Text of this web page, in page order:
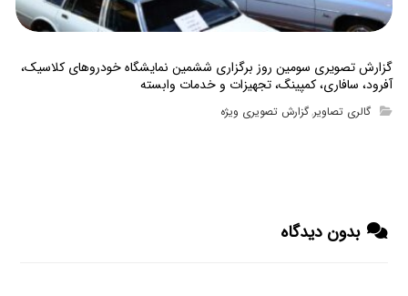
گزارش تصویری سومین روز برگزاری ششمین نمایشگاه خودروهای کلاسیک،
آفرود، سافاری، کمپینگ، تجهیزات و خدمات وابسته
گالری تصاویر,گزارش تصویری ویژه
بدون دیدگاه